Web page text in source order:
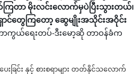
ြတာ မိုးလင်းလောက်မှပဲပြီးသွားတယ်၊
ာင်တွေကြတော့ ဆွေမျိုးအသိုင်းအဝိုင်း
ကွယ်ရေးတပ်-ဒီးမော့ဆို တာဝန်ခံက
ခြင်း နှင့် စားစရာများ တတ်နိုင်သလောက်